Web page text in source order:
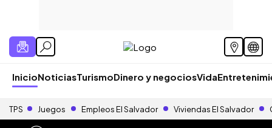
InicioNoticiasTurismoDinero y negociosVida
TPS Juegos Empleos El Salvador Viviendas El Salvador